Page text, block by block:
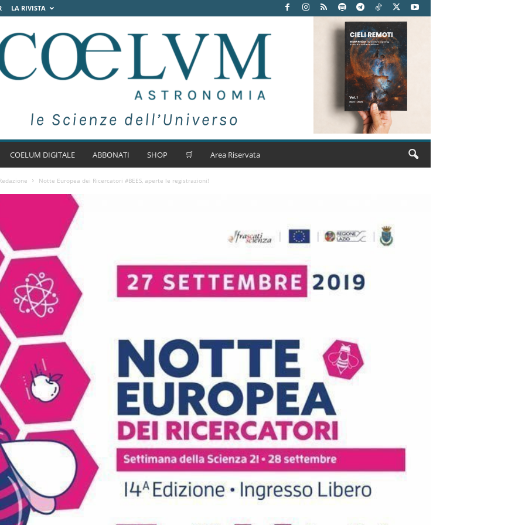
LA RIVISTA
COELUM DIGITALE ABBONATI SHOP 🛒 Area Riservata
Notte Europea dei Ricercatori #BEES, aperte le registrazioni!